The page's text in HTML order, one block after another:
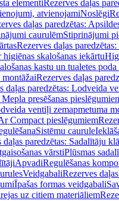
elementiRezerves daļas
atvienojamiNoslēgi
daļas paredzētas:
caurulēmStiprinājumi
Rezerves daļas
skalošanas iekārtu
kastu un tualetes
montāžaiRezerves daļas
daļas paredzētas: Lodveida
presēšanas
ventiļi zemapmetuma
Compact pieslēgumiem
Sistēmu caurule
daļas paredzētas: Sadalītāju
vārstiPlūsmas
ApvadiRegulēšanas
VeidgabaliRezerves
Īpašas formas veidgabali
uz citiem materiāliem